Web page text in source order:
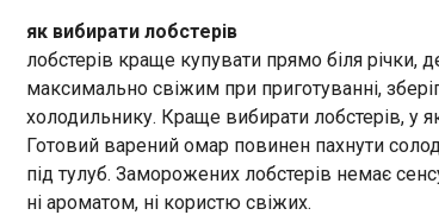
як вибирати лобстерів
лобстерів краще купувати прямо біля річки,
максимально свіжим при приготуванні,
холодильнику. Краще вибирати лобстерів, у
Готовий варений омар повинен пахнути
під тулуб. Заморожених лобстерів немає
ні ароматом, ні користю свіжих.